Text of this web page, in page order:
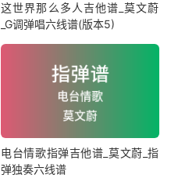
这世界那么多人吉他谱_莫文蔚
_G调弹唱六线谱(版本5)
电台情歌指弹吉他谱_莫文蔚_指
弹独奏六线谱